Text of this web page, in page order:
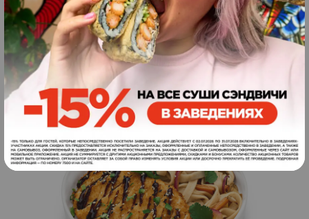
225 грн. 425 ЗАКАЗАТЬ
Новинка
Итальянская курица
кацу